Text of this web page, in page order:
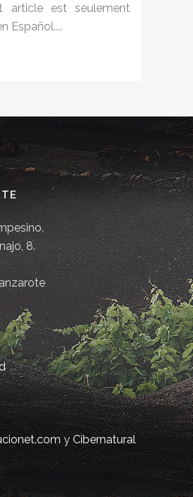
article est seulement
Español....
8.
yCibernatural